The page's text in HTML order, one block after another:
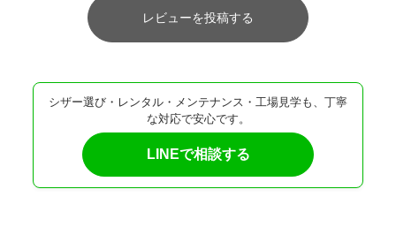
レビューを投稿する
シザー選び・レンタル・メンテナンス・工場見学も、丁寧
な対応で安心です。
LINEで相談する